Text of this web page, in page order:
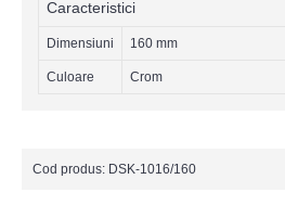
Caracteristici
Dimensiuni 160 mm
Culoare Crom
Cod produs: DSK-1016/160